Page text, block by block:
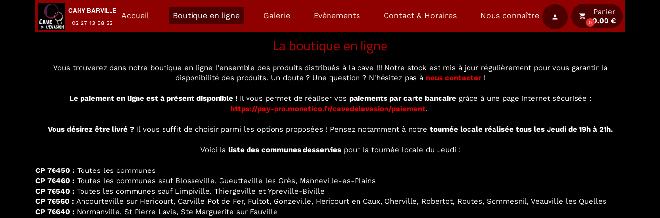
Accueil Boutique en ligne Galerie Evènements Contact & Horaires Nous connaître local_grocery_store
0
Panier
0.00 €
person
CANY-BARVILLE
02 27 13 58 33
La boutique en ligne
Vous trouverez dans notre boutique en ligne l'ensemble des produits distribués à la cave !!! Notre stock est mis à jour régulièrement pour vous garantir la
disponibilité des produits. Un doute ? Une question ? N'hésitez pas à nous contacter!
Le paiement en ligne est à présent disponible ! Il vous permet de réaliser vos paiements par carte bancaire grâce à une page internet sécurisée :
https://pay-pro.monetico.fr/cavedelevasion/paiement.
Vous désirez être livré ? Il vous suffit de choisir parmi les options proposées ! Pensez notamment à notre tournée locale réalisée tous les Jeudi de 19h à 21h.
Voici la liste des communes desserviespour la tournée locale du Jeudi :
CP 76450 : Toutes les communes
CP 76460 : Toutes les communes sauf Blosseville, Gueutteville les Grès, Manneville-es-Plains
CP 76540 : Toutes les communes sauf Limpiville, Thiergeville et Ypreville-Biville
CP 76560 : Ancourteville sur Hericourt, Carville Pot de Fer, Fultot, Gonzeville, Hericourt en Caux, Oherville, Robertot, Routes, Sommesnil, Veauville les Quelles
CP 76640 : Normanville, St Pierre Lavis, Ste Marguerite sur Fauville